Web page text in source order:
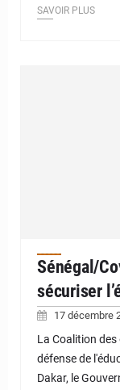
SAVOIR PLUS
Sénégal/
sécuriser
17 décembre
La Coalition
défense de
Dakar, le